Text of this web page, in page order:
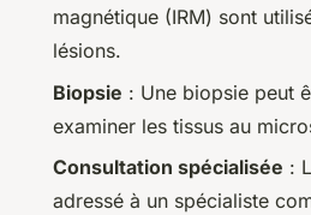
magnétique (IRM) sont
lésions.
Biopsie : Une biopsie peut
examiner les tissus au
Consultation spécialisée :
adressé à un spécialiste